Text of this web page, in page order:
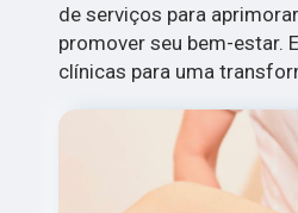
de serviços para
promover seu bem-estar.
clínicas para uma